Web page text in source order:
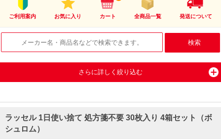
ご利用案内 お気に入り カート 全商品一覧 発送について
さらに詳しく絞り込む
ラッセル 1日使い捨て 処方箋不要 30枚入り 4箱セット（ボ
シュロム）